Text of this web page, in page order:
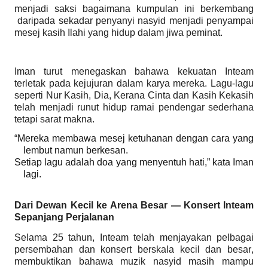
menjadi saksi bagaimana kumpulan ini berkembang
daripada sekadar penyanyi nasyid menjadi penyampai
mesej kasih Ilahi yang hidup dalam jiwa peminat.
Iman turut menegaskan bahawa kekuatan Inteam
terletak pada kejujuran dalam karya mereka. Lagu-lagu
seperti Nur Kasih, Dia, Kerana Cinta dan Kasih Kekasih
telah menjadi runut hidup ramai pendengar sederhana
tetapi sarat makna.
“Mereka membawa mesej ketuhanan dengan cara yang
lembut namun berkesan.
Setiap lagu adalah doa yang menyentuh hati,” kata Iman
lagi.
Dari Dewan Kecil ke Arena Besar — Konsert Inteam
Sepanjang Perjalanan
Selama 25 tahun, Inteam telah menjayakan pelbagai
persembahan dan konsert berskala kecil dan besar,
membuktikan bahawa muzik nasyid masih mampu